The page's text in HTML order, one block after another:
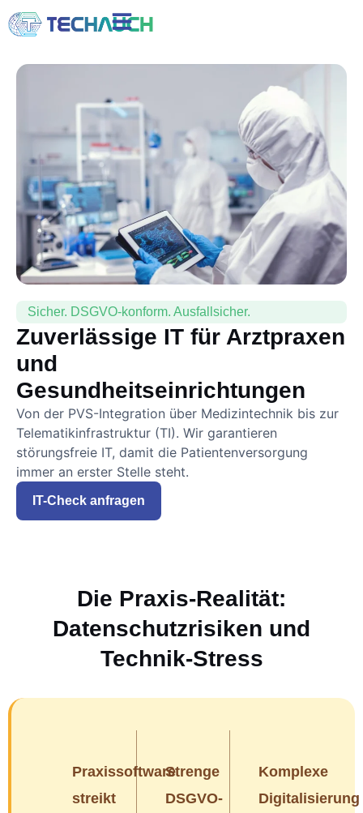
Sicher. DSGVO-konform. Ausfallsicher.
Zuverlässige IT für Arztpraxen
und
Gesundheitseinrichtungen
Von der PVS-Integration über Medizintechnik bis zur
Telematikinfrastruktur (TI). Wir garantieren
störungsfreie IT, damit die Patientenversorgung
immer an erster Stelle steht.
IT-Check anfragen
Die Praxis-Realität:
Datenschutzrisiken und
Technik-Stress
Praxissoftware
streikt
Strenge
DSGVO-
Komplexe
Digitalisierung